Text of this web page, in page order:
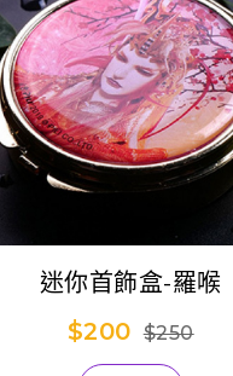
迷你首飾盒-羅喉
$200 $250